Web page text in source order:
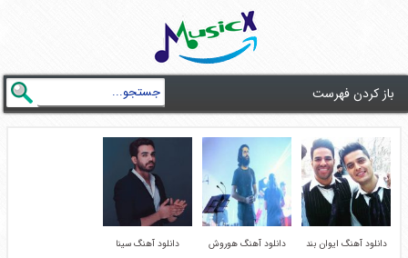
باز کردن فهرست
دانلود آهنگ ایوان بند
دانلود آهنگ هوروش
دانلود آهنگ سینا